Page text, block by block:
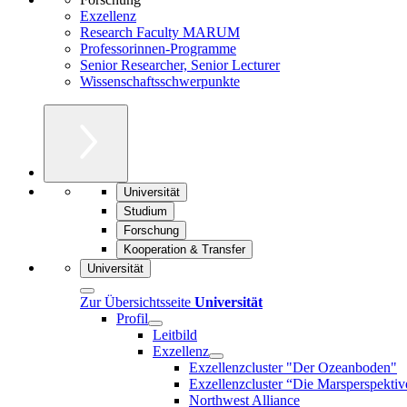
Exzellenz
Research Faculty MARUM
Professorinnen-Programme
Senior Researcher, Senior Lecturer
Wissenschaftsschwerpunkte
Universität
Studium
Forschung
Kooperation & Transfer
Universität
Zur Übersichtsseite Universität
Profil
Leitbild
Exzellenz
Exzellenzcluster "Der Ozeanboden"
Exzellenzcluster “Die
Northwest Alliance